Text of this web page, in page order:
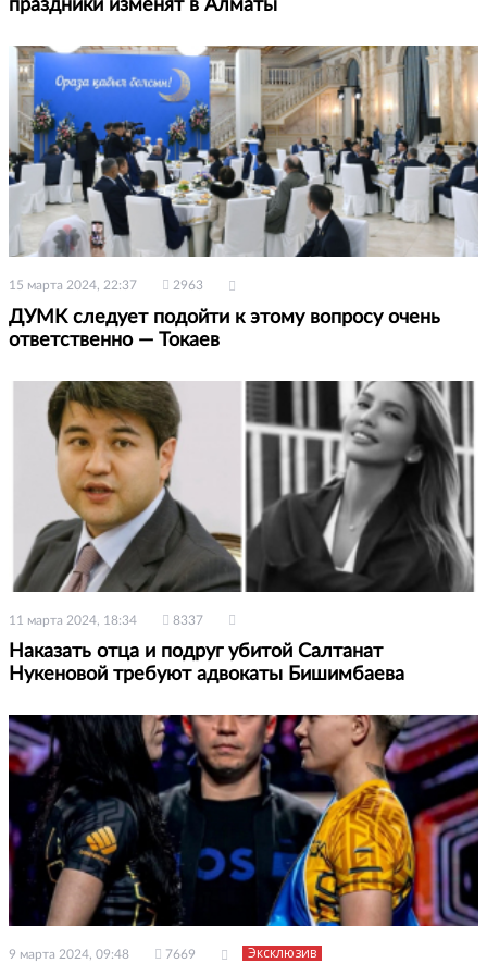
праздники изменят в Алматы
15 марта 2024, 22:37 2963
ДУМК следует подойти к этому вопросу очень
ответственно — Токаев
11 марта 2024, 18:34 8337
Наказать отца и подруг убитой Салтанат
Нукеновой требуют адвокаты Бишимбаева
9 марта 2024, 09:48 7669 Эксклюзив